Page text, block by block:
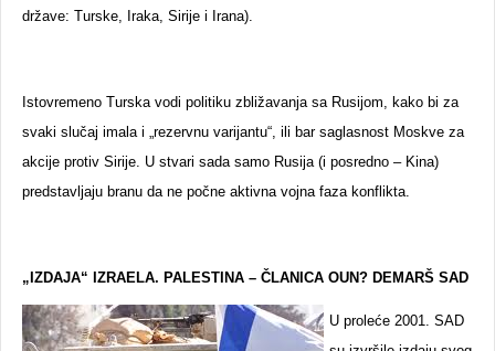
države: Turske, Iraka, Sirije i Irana).
Istovremeno Turska vodi politiku zbližavanja sa Rusijom, kako bi za
svaki slučaj imala i „rezervnu varijantu“, ili bar saglasnost Moskve za
akcije protiv Sirije. U stvari sada samo Rusija (i posredno – Kina)
predstavljaju branu da ne počne aktivna vojna faza konflikta.
„IZDAJA“ IZRAELA. PALESTINA – ČLANICA OUN? DEMARŠ SAD
U proleće 2001. SAD